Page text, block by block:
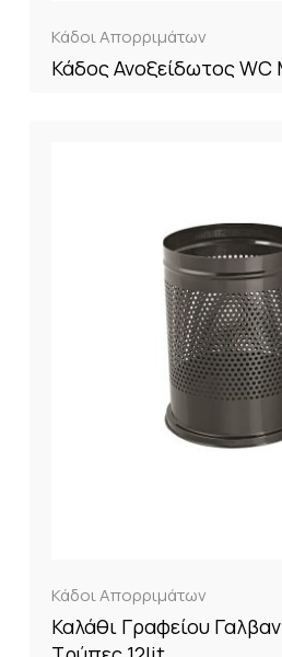
Κάδοι Απορριμάτων
Κάδος Ανοξείδωτος
Κάδοι Απορριμάτων
Καλάθι Γραφείου